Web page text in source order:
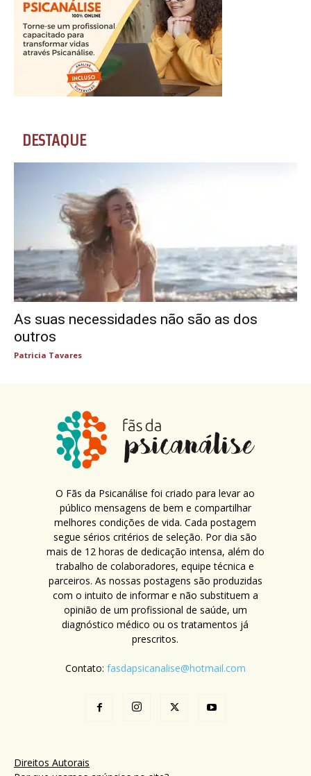
DESTAQUE
As suas necessidades não são as dos
outros
Patricia Tavares
O Fãs da Psicanálise foi criado para levar ao
público mensagens de bem e compartilhar
melhores condições de vida. Cada postagem
segue sérios critérios de seleção. Por dia são
mais de 12 horas de dedicação intensa, além do
trabalho de colaboradores, equipe técnica e
parceiros. As nossas postagens são produzidas
com o intuito de informar e não substituem a
opinião de um profissional de saúde, um
diagnóstico médico ou os tratamentos já
prescritos.
Contato: fasdapsicanalise@hotmail.com
Direitos Autorais